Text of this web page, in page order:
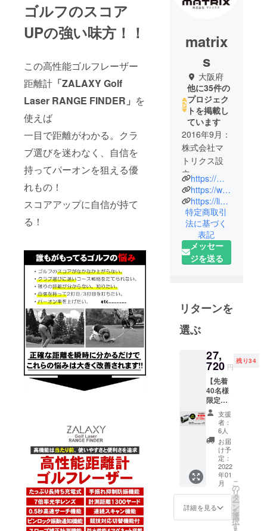
ゴルフのスコア
UPの強い味方！！
この高性能ゴルフレーザー
距離計 「ZALAXY Golf
Laser RANGE FINDER」 を
使えば
一目で距離がわかる。クラ
ブ選びを迷わなく、自信を
持ってパーオンを狙える優
れもの！
スコアアップに自信が持て
る！
matrix
s
大阪府
他に35件の
プロジェク
トを掲載し
ています
2016年9月：
株式会社マ
トリクス設
立
2017年1月：
楽天市場で
雑貨販売を
開始
2017年6月：
ヤフー
ショッピン
意匠、実用
新案の取得
可能な商品
売を目指す
2020年11
月：クラウ
ドファン
ディング部
署の立ち上
https://matrixsnino.wixsite.com/my-site-2/company
https://www.youtube.com/channel/UCrSOR3OpWMftWiAzRNP2v_A
https://lin.ee/xzfLOfh
特定商取引
法に基づく
表記
メッセー
ジを送る
リターンを
選ぶ
27,
720 円
残り34
【先着
40名様
限定早
割 】
『約
34％オ
フ』高
性能ゴ
ルフス
コープ
×1■先着
40名様■
高性能
ゴルフ
スコー
支援
者：
6人
お届
け予
定：
2022
年01
月
詳細を見る
こ
の
リ
タ
ー
ン
を
選
択
す